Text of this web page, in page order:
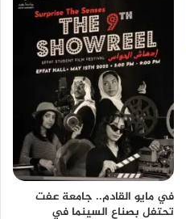
في مايو القادم.. جامعة عفت
تحتفل بصناع السينما في